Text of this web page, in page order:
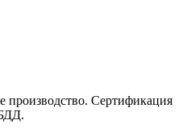
производство. Сертификация